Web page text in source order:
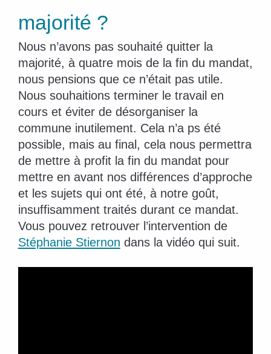
majorité ?
Nous n’avons pas souhaité quitter la
majorité, à quatre mois de la fin du mandat,
nous pensions que ce n’était pas utile.
Nous souhaitions terminer le travail en
cours et éviter de désorganiser la
commune inutilement. Cela n’a ps été
possible, mais au final, cela nous permettra
de mettre à profit la fin du mandat pour
mettre en avant nos différences d’approche
et les sujets qui ont été, à notre goût,
insuffisamment traités durant ce mandat.
Vous pouvez retrouver l’intervention de
Stéphanie Stiernon dans la vidéo qui suit.